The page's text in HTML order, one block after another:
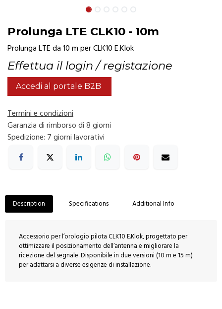
Prolunga LTE CLK10 - 10m
Prolunga LTE da 10 m per CLK10 E.Klok
Effettua il login / registazione
Accedi al portale B2B
Termini e condizioni
Garanzia di rimborso di 8 giorni
Spedizione: 7 giorni lavorativi
Description Specifications Additional Info
Accessorio per l’orologio pilota CLK10 E.Klok, progettato per
ottimizzare il posizionamento dell’antenna e migliorare la
ricezione del segnale. Disponibile in due versioni (10 m e 15 m)
per adattarsi a diverse esigenze di installazione.